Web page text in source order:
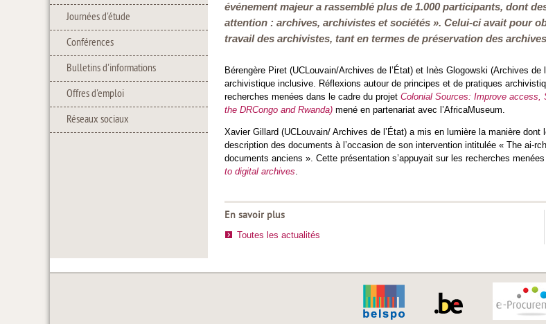
Journées d'étude
Conférences
Bulletins d'informations
Offres d'emploi
Réseaux sociaux
événement majeur a rassemblé plus de 1.000 participants, dont
attention : archives, archivistes et sociétés ». Celui-ci avait pour
travail des archivistes, tant en termes de préservation des
Bérengère Piret (UCLouvain/Archives de l’État) et Inès Glogowski (Archives
archivistique inclusive. Réflexions autour de principes et de pratiques
recherches menées dans le cadre du projet Colonial Sources: Improve access,
the DRCongo and Rwanda) mené en partenariat avec l’AfricaMuseum.
Xavier Gillard (UCLouvain/ Archives de l’État) a mis en lumière la manière
description des documents à l’occasion de son intervention intitulée « The ai-
documents anciens ». Cette présentation s’appuyait sur les recherches
to digital archives
En savoir plus
Toutes les actualités